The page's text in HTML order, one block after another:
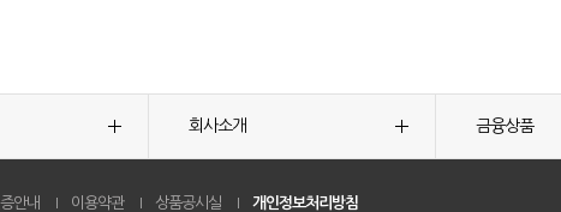
회사소개 금융상품
안내 이용약관 상품공시실 개인정보처리방침